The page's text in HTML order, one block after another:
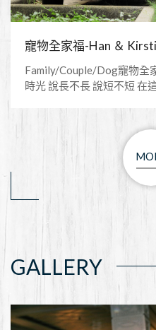
寵物全家福-Han ＆
Family/Couple/Dog寵物全
時光 說長不長 說短不短 在
碌壓榨著生活，天生膽小的
餘，對於外出散步也是害
門就想回家，甚至走沒幾
的走回家。 生涯晚期時，
下，大小便總是弄的滿身
護一般照料著，一週要洗
堂的妳一樣快樂的笑著吧～
時間陪伴，更歡迎找我拍
所有人都消費的起，且還
四場捐款一場...等等 人的
GALLERY